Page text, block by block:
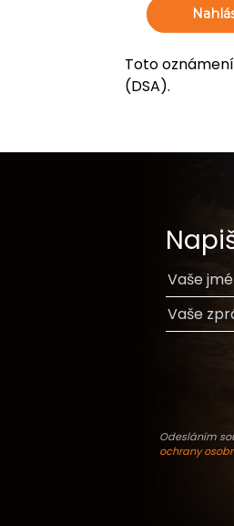
Toto
(DSA).
Odesláním
ochrany